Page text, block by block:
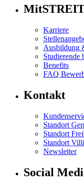
Karriere
Ausbildung
Studierende
Benefits
FAQ
Kontakt
Standort
Standort
Standort
Newsletter
Social